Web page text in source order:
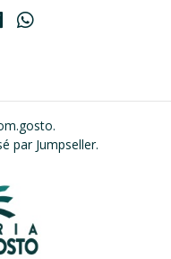
par Jumpseller.